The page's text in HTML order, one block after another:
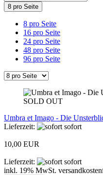
8 pro Seite
8 pro Seite
16 pro Seite
24 pro Seite
48 pro Seite
96 pro Seite
SOLD OUT
Umbra et Imago - Die
Lieferzeit:
sofort
10,00 EUR
Lieferzeit:
sofort
inkl. 19% MwSt.